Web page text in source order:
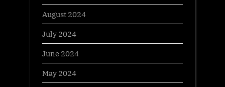
August 2024
July 2024
June 2024
May 2024